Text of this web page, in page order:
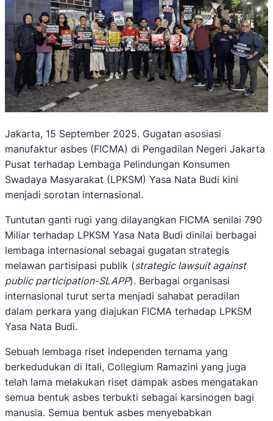
Jakarta, 15 September 2025. Gugatan asosiasi
manufaktur asbes (FICMA) di Pengadilan Negeri Jakarta
Pusat terhadap Lembaga Pelindungan Konsumen
Swadaya Masyarakat (LPKSM) Yasa Nata Budi kini
menjadi sorotan internasional.
Tuntutan ganti rugi yang dilayangkan FICMA senilai 790
Miliar terhadap LPKSM Yasa Nata Budi dinilai berbagai
lembaga internasional sebagai gugatan strategis
melawan partisipasi publik (strategic lawsuit against
public participation-SLAPP). Berbagai organisasi
internasional turut serta menjadi sahabat peradilan
dalam perkara yang diajukan FICMA terhadap LPKSM
Yasa Nata Budi.
Sebuah lembaga riset independen ternama yang
berkedudukan di Itali, Collegium Ramazini yang juga
telah lama melakukan riset dampak asbes mengatakan
semua bentuk asbes terbukti sebagai karsinogen bagi
manusia. Semua bentuk asbes menyebabkan